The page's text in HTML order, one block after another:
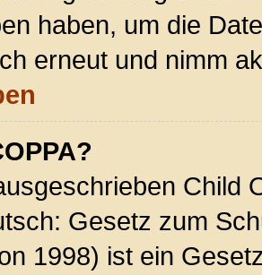
haben, um die
erneut und nimm
Child
Gesetz zum
1998) ist ein